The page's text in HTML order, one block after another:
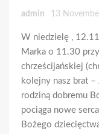
admin 13
W niedzielę ,
Marka o 11.30
chrześcijańskiej
kolejny nasz brat –
rodziną dobremu
pociąga nowe
Bożego